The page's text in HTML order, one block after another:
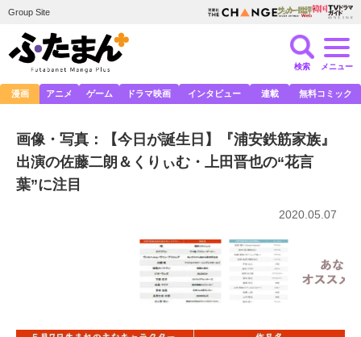
Group Site
検索 メニュー
漫画 アニメ ゲーム ドラマ映画 インタビュー 連載 無料コミック
画像・写真：【今日が誕生日】『浦安鉄筋家族』
出演の佐藤二朗＆くりぃむ・上田晋也の“花言
葉”に注目
2020.05.07